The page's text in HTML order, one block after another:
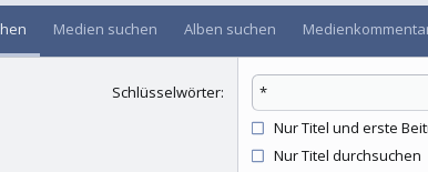
Medien suchen Alben suchen
Schlüsselwörter
Nur Titel und erste
Nur Titel durchsuchen